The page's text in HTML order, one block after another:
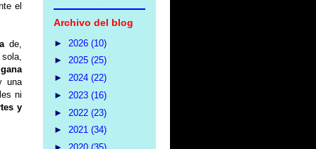
el
de,
una
ni
y
Archivo del blog
► 2026 (10)
► 2025 (25)
► 2024 (22)
► 2023 (16)
► 2022 (23)
► 2021 (34)